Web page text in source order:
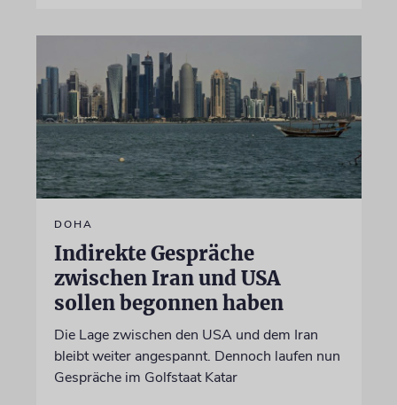
DOHA
Indirekte Gespräche
zwischen Iran und USA
sollen begonnen haben
Die Lage zwischen den USA und dem Iran
bleibt weiter angespannt. Dennoch laufen nun
Gespräche im Golfstaat Katar